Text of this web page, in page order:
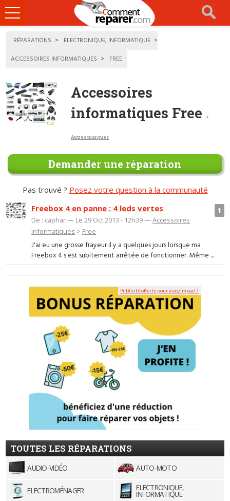
Ouvrir
le
RÉPARATIONS
ELECTRONIQUE, INFORMATIQUE
ACCESSOIRES INFORMATIQUES
FREE
Accessoires
informatiques Free
<
Autres marques
Demander une réparation
Pas trouvé ? Posez votre question à la communauté
1
Freebox 4 en panne : 4 leds vertes
De : caphar — Le 29 Oct 2013 - 12h39 —Accessoires
informatiques > Free
J'ai eu une grosse frayeur il y a quelques jours lorsque ma
Freebox 4 s'est subitement arrêtée de fonctionner. Même ...
Publicité offerte pour asso/impact ℹ
TOUTES LES RÉPARATIONS
AUDIO-VIDÉO AUTO-MOTO
ELECTROMÉNAGER ELECTRONIQUE,
INFORMATIQUE